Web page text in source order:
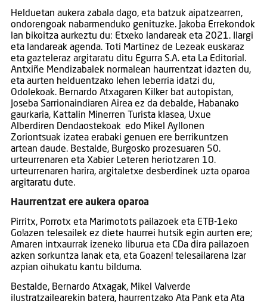
Helduetan aukera zabala dago, eta batzuk aipatzearren,
ondorengoak nabarmenduko genituzke. Jakoba Errekondok
lan bikoitza aurkeztu du: Etxeko landareak eta 2021. Ilargi
eta landareak agenda. Toti Martinez de Lezeak euskaraz
eta gazteleraz argitaratu ditu Egurra S.A. eta La Editorial.
Antxiñe Mendizabalek normalean haurrentzat idazten du,
eta aurten helduentzako lehen leberria idatzi du,
Odolekoak. Bernardo Atxagaren Kilker bat autopistan,
Joseba Sarrionaindiaren Airea ez da debalde, Habanako
gaurkaria, Kattalin Minerren Turista klasea, Uxue
Alberdiren Dendaostekoak edo Mikel Ayllonen
Zoriontsuak izatea erabaki genuen ere berrikuntzen
artean daude. Bestalde, Burgosko prozesuaren 50.
urteurrenaren eta Xabier Leteren heriotzaren 10.
urteurrenaren harira, argitaletxe desberdinek uzta oparoa
argitaratu dute.
Haurrentzat ere aukera oparoa
Pirritx, Porrotx eta Marimotots pailazoek eta ETB-1eko
Go!azen telesailek ez diete haurrei hutsik egin aurten ere;
Amaren intxaurrak izeneko liburua eta CDa dira pailazoen
azken sorkuntza lanak eta, eta Goazen! telesailarena Izar
azpian oihukatu kantu bilduma.
Bestalde, Bernardo Atxagak, Mikel Valverde
ilustratzailearekin batera, haurrentzako Ata Pank eta Ata